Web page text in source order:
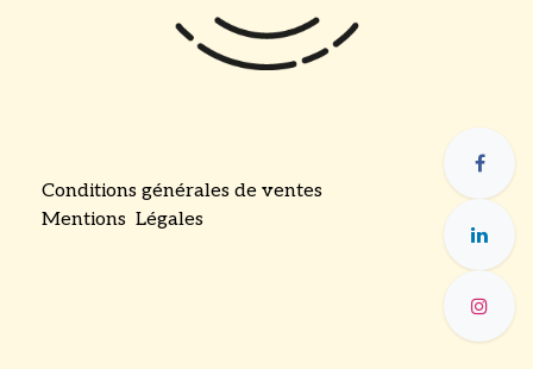
Conditions générales de ventes
Mentions Légales